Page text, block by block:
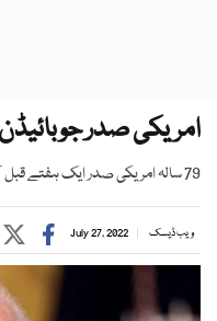
امریکی صدر
79 سالہ امریکی صدر ایک ہفتے قبل کورونا میں مبتلا ہوگئے تھے
ویب ڈیسک July 27, 2022